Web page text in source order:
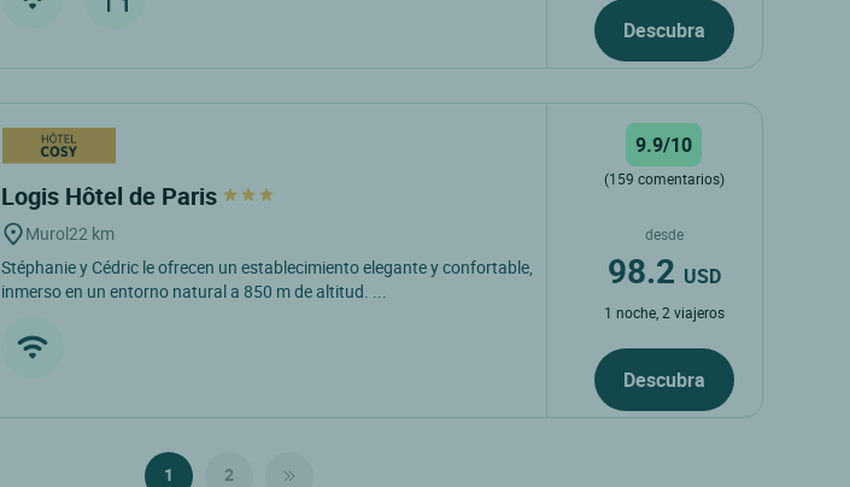
Descubra
Logis Hôtel de Paris
Murol22 km
Stéphanie y Cédric le ofrecen un establecimiento elegante y confortable,
inmerso en un entorno natural a 850 m de altitud. ...
9.9/10
(159 comentarios)
desde
98.2 USD
1 noche, 2 viajeros
Descubra
1 2